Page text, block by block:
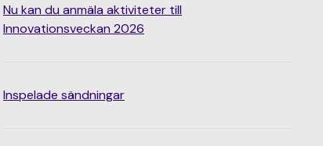
Nu kan du anmäla aktiviteter till
Innovationsveckan 2026
Inspelade sändningar